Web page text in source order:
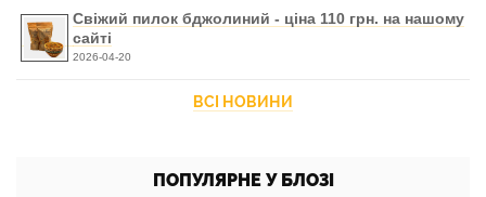
Свіжий пилок бджолиний - ціна 110 грн. на нашому
сайті
2026-04-20
ВСІ НОВИНИ
ПОПУЛЯРНЕ У БЛОЗІ